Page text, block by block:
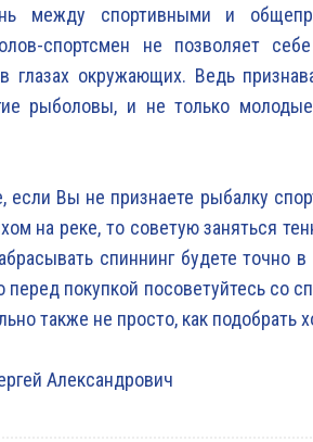
между спортивными и
спортсмен не позволяет
глазах окружающих. Ведь
рыболовы, и не только
если Вы не признаете рыбалку
на реке, то советую заняться
спиннинг будете точно
перед покупкой посоветуйтесь со
также не просто, как подобрать
Александрович